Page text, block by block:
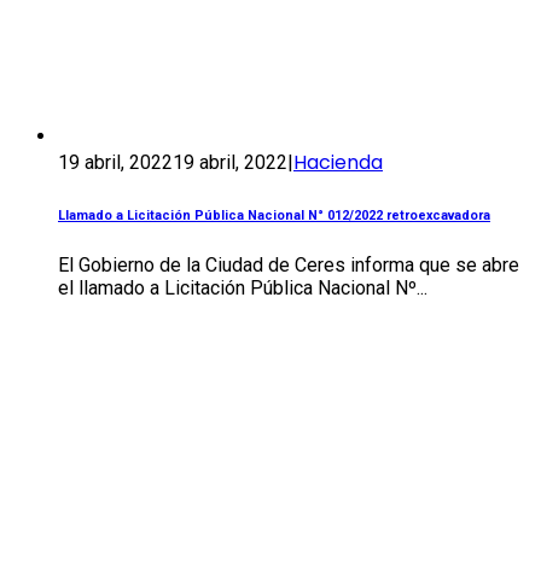
19 abril, 202219 abril, 2022|Hacienda
Llamado a Licitación Pública Nacional N° 012/2022 retroexcavadora
El Gobierno de la Ciudad de Ceres informa que se abre
el llamado a Licitación Pública Nacional Nº...